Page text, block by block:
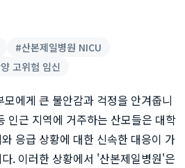
#산본제일병원 NICU
고위험 임신
에게 큰 불안감과 걱정을 안겨줍니
인근 지역에 거주하는 산모들은 대학
응급 상황에 대한 신속한 대응이 가
. 이러한 상황에서 '산본제일병원'은